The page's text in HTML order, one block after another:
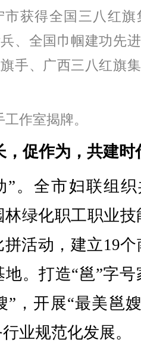
获得全国三八红
、全国巾帼建功先
手、广西三八红旗
作室揭牌。
，促作为，共建时
”。全市妇联组
绿化职工职业
活动，建立19
。打造“邕”字
”，开展“最美邕
业规范化发展。